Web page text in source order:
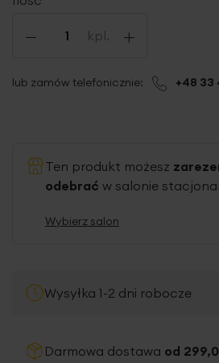
- kpl. +
lub zamów telefonicznie: +48 33
Ten produkt możesz
odebrać w salonie
Wybierz salon
Wysyłka 1-2 dni robocze
Darmowa dostawa od